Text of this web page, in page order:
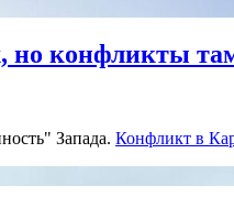
но конфликты
Запада. Конфликт в